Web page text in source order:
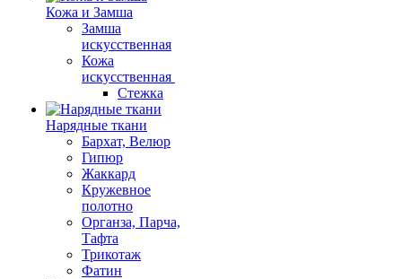
Кожа и Замша
Замша
искусственная
Кожа
искусственная
Стежка
Нарядные ткани
Бархат, Велюр
Гипюр
Жаккард
Кружевное
полотно
Органза, Парча,
Тафта
Трикотаж
Фатин